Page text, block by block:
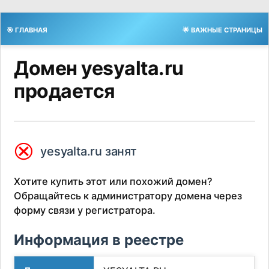
🎯 ГЛАВНАЯ 🌟 ВАЖНЫЕ СТРАНИЦЫ
Домен yesyalta.ru
продается
⮿ yesyalta.ru занят
Хотите купить этот или похожий домен?
Обращайтесь к администратору домена через
форму связи у регистратора.
Информация в реестре